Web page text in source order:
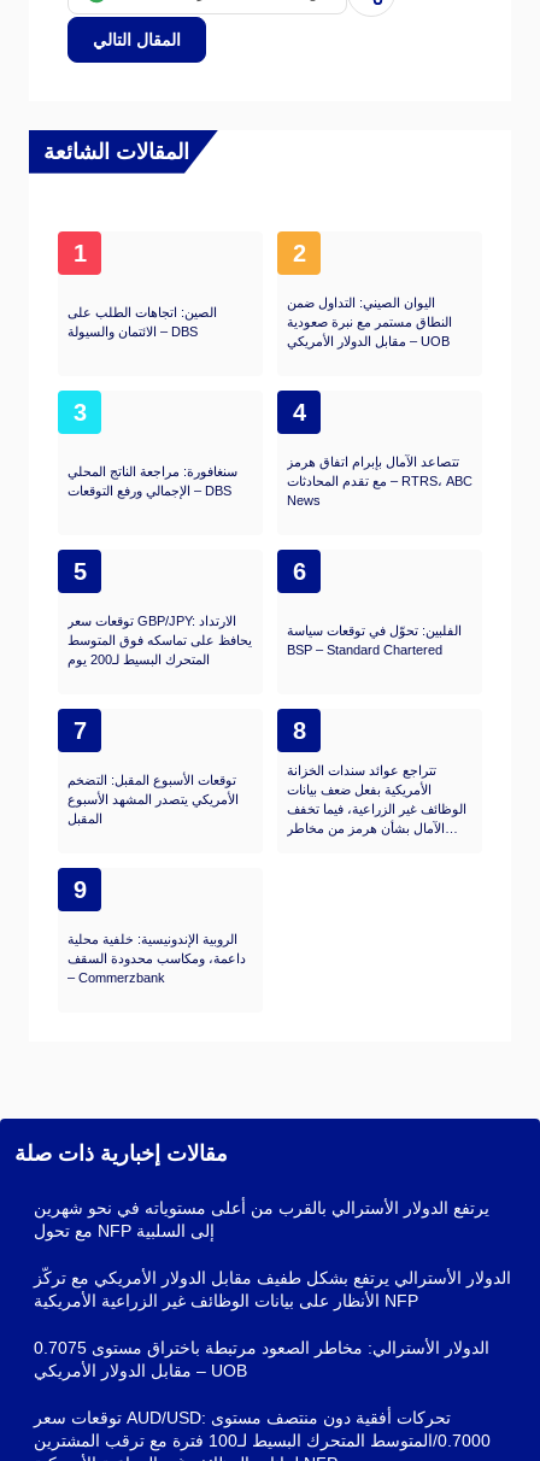
المقال التالي
المقالات الشائعة
1
الصين: اتجاهات الطلب على
الائتمان والسيولة – DBS
2
اليوان الصيني: التداول ضمن
النطاق مستمر مع نبرة صعودية
مقابل الدولار الأمريكي – UOB
3
سنغافورة: مراجعة الناتج المحلي
الإجمالي ورفع التوقعات – DBS
4
تتصاعد الآمال بإبرام اتفاق هرمز
مع تقدم المحادثات – RTRS، ABC
News
5
توقعات سعر GBP/JPY: الارتداد
يحافظ على تماسكه فوق المتوسط
المتحرك البسيط لـ200 يوم
6
الفلبين: تحوّل في توقعات سياسة
BSP – Standard Chartered
7
توقعات الأسبوع المقبل: التضخم
الأمريكي يتصدر المشهد الأسبوع
المقبل
8
تتراجع عوائد سندات الخزانة
الأمريكية بفعل ضعف بيانات
الوظائف غير الزراعية، فيما تخفف
الآمال بشأن هرمز من مخاطر
9
الروبية الإندونيسية: خلفية محلية
داعمة، ومكاسب محدودة السقف
– Commerzbank
مقالات إخبارية ذات صلة
يرتفع الدولار الأسترالي بالقرب من أعلى مستوياته في نحو شهرين
مع تحول NFP إلى السلبية
الدولار الأسترالي يرتفع بشكل طفيف مقابل الدولار الأمريكي مع تركّز
الأنظار على بيانات الوظائف غير الزراعية الأمريكية NFP
الدولار الأسترالي: مخاطر الصعود مرتبطة باختراق مستوى 0.7075
مقابل الدولار الأمريكي – UOB
توقعات سعر AUD/USD: تحركات أفقية دون منتصف مستوى
0.7000/المتوسط المتحرك البسيط لـ100 فترة مع ترقب المشترين